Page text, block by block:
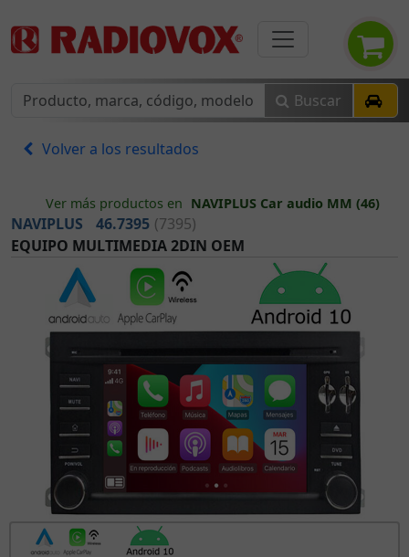
Buscar
Volver a los resultados
Ver más productos en NAVIPLUS Car audio MM (46)
NAVIPLUS 46.7395 (7395)
EQUIPO MULTIMEDIA 2DIN OEM